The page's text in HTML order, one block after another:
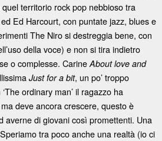
territorio rock pop nebbioso tra
Ed Harcourt, con puntate jazz, blues e
The Niro si destreggia bene, con
della voce) e non si tira indietro
o complesse. CarineAbout love and
Just for a bit, un po’ troppo
ordinary man’ il ragazzo ha
deve ancora crescere, questo è
averne di giovani così promettenti. Una
tra poco anche una realtà (io ci